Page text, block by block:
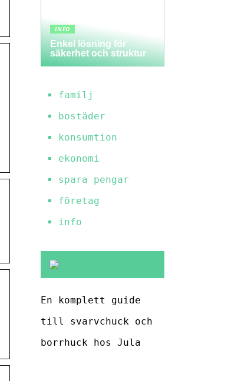
INFO
Enkel lösning för
säkerhet och struktur
familj
bostäder
konsumtion
ekonomi
spara pengar
företag
info
En komplett guide
till svarvchuck och
borrhuck hos Jula